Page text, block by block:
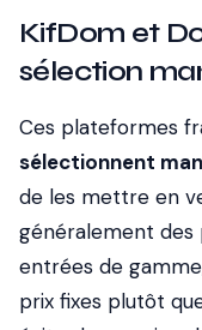
KifDom et
sélection
Ces plateformes
sélectionnent
de les mettre en
généralement
entrées de
prix fixes plutôt